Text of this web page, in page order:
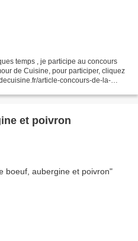
temps , je participe au concours
de Cuisine, pour participer, cliquez
article-concours-de-la-
et poivron